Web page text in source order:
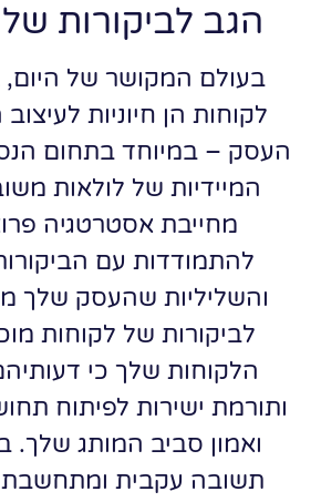
הגב לביקורות
בעולם המקושר של היום,
לקוחות הן חיוניות
העסק – במיוחד בתחום
המיידיות של לולאות
מחייבת אסטרטגיה
להתמודדות עם
והשליליות שהעסק שלך
לביקורות של לקוחות
הלקוחות שלך כי
ותורמת ישירות לפיתוח
ואמון סביב המותג שלך.
תשובה עקבית ומתחשבת